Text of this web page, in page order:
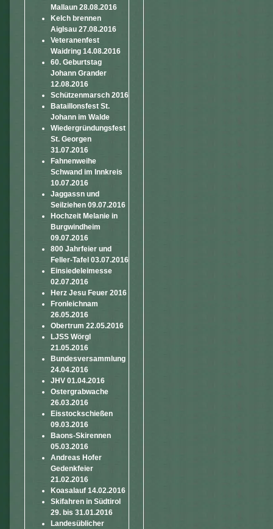
Mallaun 28.08.2016
Kelch brennen
Aiglsau 27.08.2016
Veteranenfest
Waidring 14.08.2016
60. Geburtstag
Johann Grander
12.08.2016
Schützenmarsch 2016
Bataillonsfest St.
Johann im Walde
Wiedergründungsfest
St. Georgen
31.07.2016
Fahnenweihe
Schwand im Innkreis
10.07.2016
Jaggassn und
Seilziehen 09.07.2016
Hochzeit Melanie in
Burgwindheim
09.07.2016
800 Jahrfeier und
Feller-Tafel 03.07.2016
Einsiedeleimesse
02.07.2016
Herz Jesu Feuer 2016
Fronleichnam
26.05.2016
Obertrum 22.05.2016
LJSS Wörgl
21.05.2016
Bundesversammlung
24.04.2016
JHV 01.04.2016
Ostergrabwache
26.03.2016
Eisstockschießen
09.03.2016
Baons-Skirennen
05.03.2016
Andreas Hofer
Gedenkfeier
21.02.2016
Koasalauf 14.02.2016
Skifahren in Südtirol
29. bis 31.01.2016
Landesüblicher